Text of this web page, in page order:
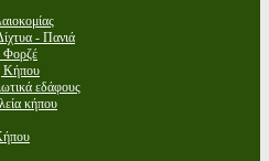
- Πανιά
Φορζέ
Κήπου
εδάφους
κήπου